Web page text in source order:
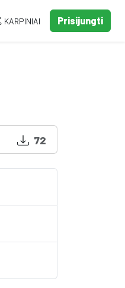
KARPINIAI Prisijungti
72